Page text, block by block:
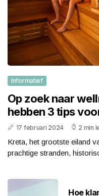
Informatief
Op zoek naar
hebben 3 tips
17 februari 2024 2 min
Kreta, het grootste eiland
prachtige stranden,
Hoe